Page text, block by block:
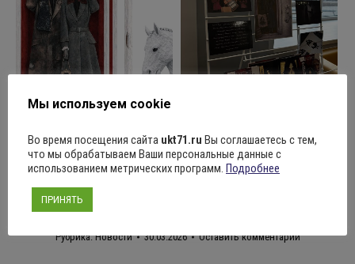
Поделиться
Рубрика:Новости 30.03.2026 Оставить комментарий
Мы используем cookie
Во время посещения сайта ukt71.ru Вы соглашаетесь с тем,
что мы обрабатываем Ваши персональные данные с
использованием метрических программ. Подробнее
ПРИНЯТЬ